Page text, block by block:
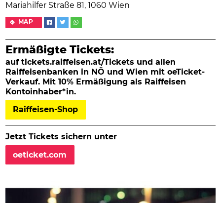
Mariahilfer Straße 81, 1060 Wien
MAP
Ermäßigte Tickets:
auf tickets.raiffeisen.at/Tickets und allen
Raiffeisenbanken in NÖ und Wien mit oeTicket-
Verkauf. Mit 10% Ermäßigung als Raiffeisen
Kontoinhaber*in.
Raiffeisen-Shop
Jetzt Tickets sichern unter
oeticket.com